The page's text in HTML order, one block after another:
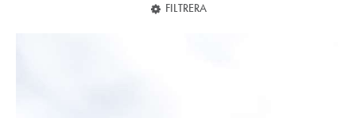
FILTRERA